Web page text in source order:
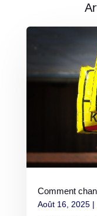
Comment
Août 16, 2025|